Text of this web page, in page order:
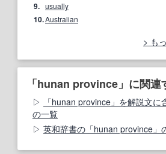
9. usually
10.Australian
も
「hunan province」に関連
「hunan province」を解説文
の一覧
英和辞書の「hunan province」